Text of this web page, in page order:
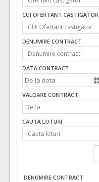
CUI OFERTANT CASTIGATOR
DENUMIRE CONTRACT
DATA CONTRACT
VALOARE CONTRACT
CAUTA LOTURI
DENUMIRE CONTRACT